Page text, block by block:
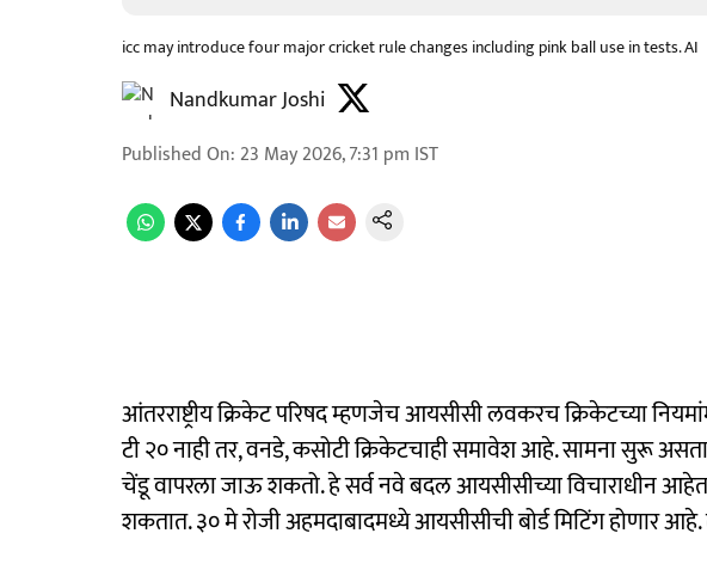
icc may introduce four major cricket rule changes including pink ball use in tests. AI
Nandkumar Joshi
Published On: 23 May 2026, 7:31 pm IST
आंतरराष्ट्रीय क्रिकेट परिषद म्हणजेच आयसीसी लवकरच क्रिकेटच्या
टी २० नाही तर, वनडे, कसोटी क्रिकेटचाही समावेश आहे. सामना सुरू
चेंडू वापरला जाऊ शकतो. हे सर्व नवे बदल आयसीसीच्या
शकतात. ३० मे रोजी अहमदाबादमध्ये आयसीसीची बोर्ड मिटिंग होणार